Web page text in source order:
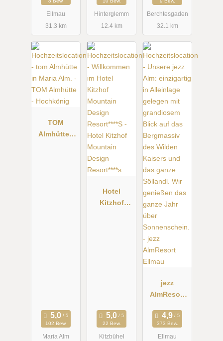
Ellmau
31.3 km
Hinterglemm
12.4 km
Berchtesgaden
32.1 km
TOM
Almhütte -
102 Bew.
Maria Alm
Hotel
Kitzhof
22 Bew.
Kitzbühel
jezz
AlmResort
373 Bew.
Ellmau